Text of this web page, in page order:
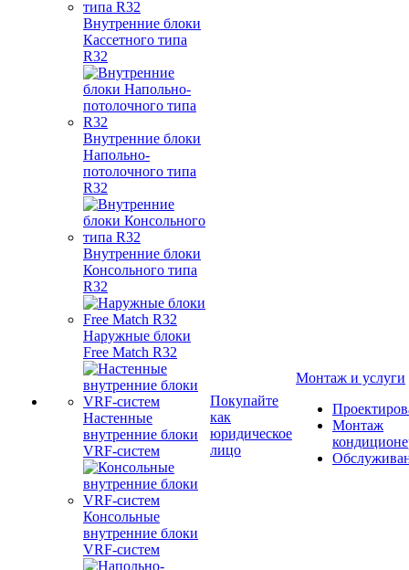
Внутренние блоки
Кассетного типа
R32
Внутренние блоки
Напольно-
потолочного типа
R32
Внутренние блоки
Консольного типа
R32
Наружные блоки
Free Match R32
Настенные
внутренние блоки
VRF-систем
Консольные
внутренние блоки
VRF-систем
Покупайте
как
юридическое
лицо
Монтаж и услуги
Монтаж